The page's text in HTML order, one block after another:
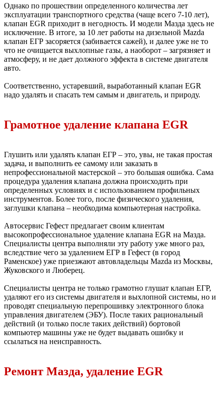
Однако по прошествии определенного количества лет
эксплуатации транспортного средства (чаще всего 7-10 лет),
клапан EGR приходит в негодность. И модели Мазда здесь не
исключение. В итоге, за 10 лет работы на дизельной Mazda
клапан ЕГР засоряется (забивается сажей), и далее уже не то
что не очищается выхлопные газы, а наоборот – загрязняет и
атмосферу, и не дает должного эффекта в системе двигателя
авто.
Соответственно, устаревший, выработанный клапан EGR
надо удалять и спасать тем самым и двигатель, и природу.
Грамотное удаление клапана EGR
Глушить или удалять клапан ЕГР – это, увы, не такая простая
задача, и выполнить ее самому или заказать в
непрофессиональной мастерской – это большая ошибка. Сама
процедура удаления клапана должна происходить при
определенных условиях и с использованием профильных
инструментов. Более того, после физического удаления,
заглушки клапана – необходима компьютерная настройка.
Автосервис Гефест предлагает своим клиентам
высокопрофессиональное удаление клапана EGR на Мазда.
Специалисты центра выполняли эту работу уже много раз,
вследствие чего за удалением ЕГР в Гефест (в город
Раменское) уже приезжают автовладельцы Mazda из Москвы,
Жуковского и Люберец.
Специалисты центра не только грамотно глушат клапан ЕГР,
удаляют его из системы двигателя и выхлопной системы, но и
проводят специальную перепрошивку электронного блока
управления двигателем (ЭБУ). После таких рациональный
действий (и только после таких действий) бортовой
компьютер машины уже не будет выдавать ошибку и
ссылаться на неисправность.
Ремонт Мазда, удаление EGR